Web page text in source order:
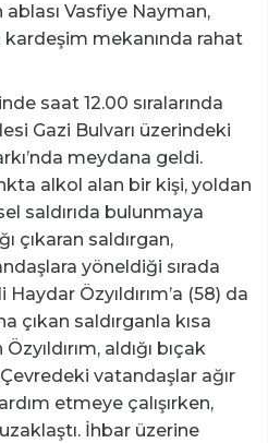
Vasfiye Nayman,
mekanında rahat
saat 12.00 sıralarında
Gazi Bulvarı üzerindeki
meydana geldi.
alkol alan bir kişi, yoldan
saldırıda bulunmaya
çıkaran saldırgan,
yöneldiği sırada
Özyıldırım’a (58) da
çıkan saldırganla kısa
aldığı bıçak
Çevredeki vatandaşlar ağır
etmeye çalışırken,
İhbar üzerine